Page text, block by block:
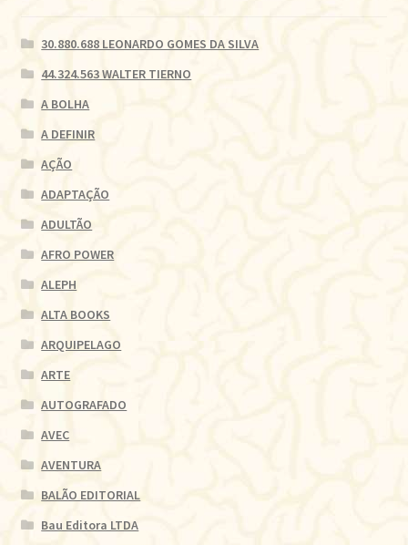
30.880.688 LEONARDO GOMES DA SILVA
44.324.563 WALTER TIERNO
A BOLHA
A DEFINIR
AÇÃO
ADAPTAÇÃO
ADULTÃO
AFRO POWER
ALEPH
ALTA BOOKS
ARQUIPELAGO
ARTE
AUTOGRAFADO
AVEC
AVENTURA
BALÃO EDITORIAL
Bau Editora LTDA